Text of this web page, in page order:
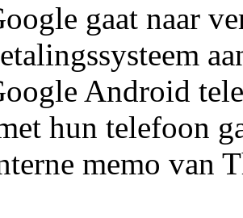
gaat naar
Android
hun telefoon
memo van